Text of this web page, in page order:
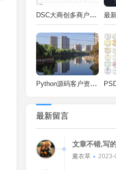
DSC大商创多商户电商系统完整部署教程（附PHP7.4/PHP8兼容修复方案）
Python源码客户资料管理系统V2.2一键运行
最新留言
文章不错,写
薰衣草 2023-